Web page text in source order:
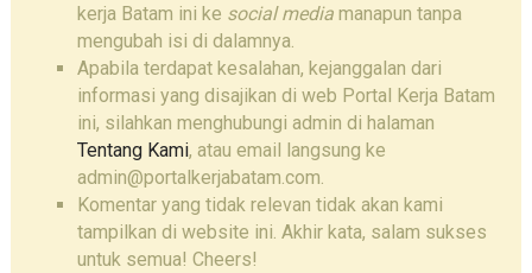
kerja Batam ini ke social mediamanapun tanpa
mengubah isi di dalamnya.
Apabila terdapat kesalahan, kejanggalan dari
informasi yang disajikan di web Portal Kerja Batam
ini, silahkan menghubungi admin di halaman
Tentang Kami, atau email langsung ke
admin@portalkerjabatam.com.
Komentar yang tidak relevan tidak akan kami
tampilkan di website ini. Akhir kata, salam sukses
untuk semua! Cheers!